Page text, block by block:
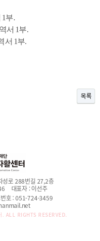
1부.
서 1부.
서 1부.
목록
성로 288번길 27,2층
대표자 :이선주
호 :051-724-3459
. ALL RIGHTS RESERVED.